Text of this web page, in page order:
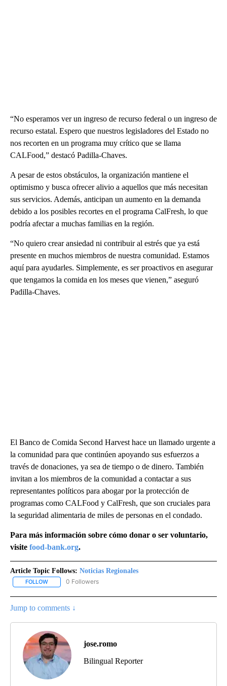
“No esperamos ver un ingreso de recurso federal o un ingreso de
recurso estatal. Espero que nuestros legisladores del Estado no
nos recorten en un programa muy crítico que se llama
CALFood,” destacó Padilla-Chaves.
A pesar de estos obstáculos, la organización mantiene el
optimismo y busca ofrecer alivio a aquellos que más necesitan
sus servicios. Además, anticipan un aumento en la demanda
debido a los posibles recortes en el programa CalFresh, lo que
podría afectar a muchas familias en la región.
“No quiero crear ansiedad ni contribuir al estrés que ya está
presente en muchos miembros de nuestra comunidad. Estamos
aquí para ayudarles. Simplemente, es ser proactivos en asegurar
que tengamos la comida en los meses que vienen,” aseguró
Padilla-Chaves.
El Banco de Comida Second Harvest hace un llamado urgente a
la comunidad para que continúen apoyando sus esfuerzos a
través de donaciones, ya sea de tiempo o de dinero. También
invitan a los miembros de la comunidad a contactar a sus
representantes políticos para abogar por la protección de
programas como CALFood y CalFresh, que son cruciales para
la seguridad alimentaria de miles de personas en el condado.
Para más información sobre cómo donar o ser voluntario,
visite food-bank.org.
Article Topic Follows: Noticias Regionales
FOLLOW FOLLOW "NOTICIAS REGIONALES" TO RECEIVE NOTIFICATIONS
0 Followers
Jump to comments ↓
jose.romo
Bilingual Reporter